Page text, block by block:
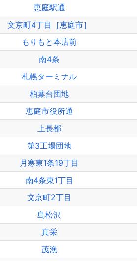
恵庭駅通
文京町4丁目［恵庭市］
もりもと本店前
南4条
札幌ターミナル
柏葉台団地
恵庭市役所通
上長都
第3工場団地
月寒東1条19丁目
南4条東1丁目
文京町2丁目
島松沢
真栄
茂漁